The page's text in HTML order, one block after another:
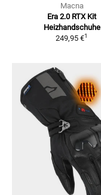
Macna
Era 2.0 RTX Kit
Heizhandschuhe
249,95 €1